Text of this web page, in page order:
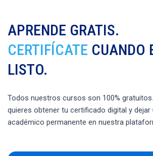
APRENDE GRATIS.
CERTIFÍCATE CUANDO
LISTO.
Todos nuestros cursos son 100%
quieres obtener tu certificado digital y dejar
académico permanente en nuestra